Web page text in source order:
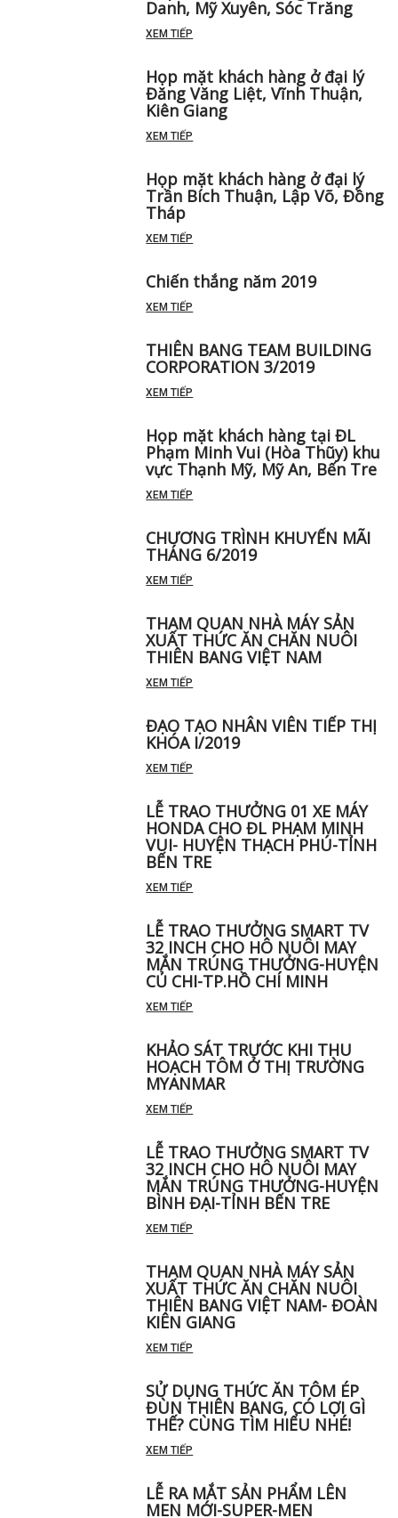
Danh, Mỹ Xuyên, Sóc Trăng
XEM TIẾP
Họp mặt khách hàng ở đại lý
Đăng Văng Liệt, Vĩnh Thuận,
Kiên Giang
XEM TIẾP
Họp mặt khách hàng ở đại lý
Trần Bích Thuận, Lập Võ, Đồng
Tháp
XEM TIẾP
Chiến thắng năm 2019
XEM TIẾP
THIÊN BANG TEAM BUILDING
CORPORATION 3/2019
XEM TIẾP
Họp mặt khách hàng tại ĐL
Phạm Minh Vui (Hòa Thũy) khu
vực Thạnh Mỹ, Mỹ An, Bến Tre
XEM TIẾP
CHƯƠNG TRÌNH KHUYẾN MÃI
THÁNG 6/2019
XEM TIẾP
THAM QUAN NHÀ MÁY SẢN
XUẤT THỨC ĂN CHĂN NUÔI
THIÊN BANG VIỆT NAM
XEM TIẾP
ĐẠO TẠO NHÂN VIÊN TIẾP THỊ
KHÓA I/2019
XEM TIẾP
LỄ TRAO THƯỞNG 01 XE MÁY
HONDA CHO ĐL PHẠM MINH
VUI- HUYỆN THẠCH PHÚ-TỈNH
BẾN TRE
XEM TIẾP
LỄ TRAO THƯỞNG SMART TV
32 INCH CHO HÔ NUÔI MAY
MẮN TRÚNG THƯỞNG-HUYỆN
CỦ CHI-TP.HỒ CHÍ MINH
XEM TIẾP
KHẢO SÁT TRƯỚC KHI THU
HOẠCH TÔM Ở THỊ TRƯỜNG
MYANMAR
XEM TIẾP
LỄ TRAO THƯỞNG SMART TV
32 INCH CHO HÔ NUÔI MAY
MẮN TRÚNG THƯỞNG-HUYỆN
BÌNH ĐẠI-TỈNH BẾN TRE
XEM TIẾP
THAM QUAN NHÀ MÁY SẢN
XUẤT THỨC ĂN CHĂN NUÔI
THIÊN BANG VIỆT NAM- ĐOÀN
KIÊN GIANG
XEM TIẾP
SỬ DỤNG THỨC ĂN TÔM ÉP
ĐÙN THIÊN BANG, CÓ LỢI GÌ
THẾ? CÙNG TÌM HIỂU NHÉ!
XEM TIẾP
LỄ RA MẮT SẢN PHẨM LÊN
MEN MỚI-SUPER-MEN